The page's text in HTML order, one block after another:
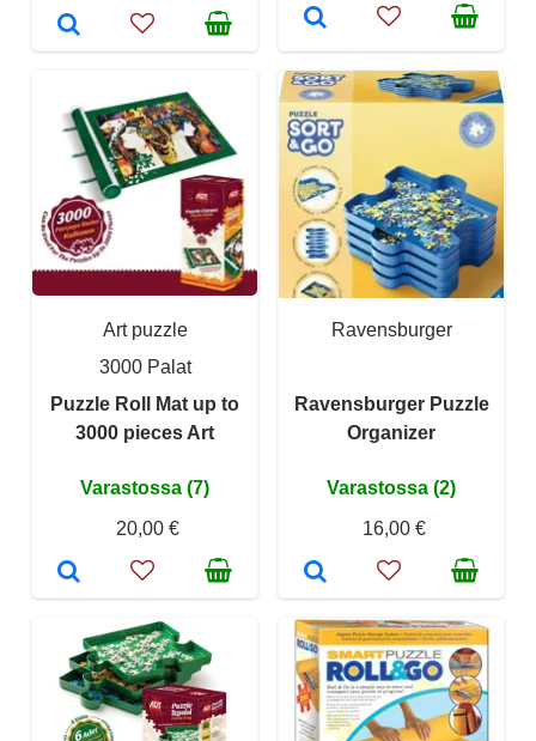
Art puzzle
3000 Palat
Puzzle Roll Mat up to
3000 pieces Art
Varastossa (7)
20,00 €
Ravensburger
Ravensburger Puzzle
Organizer
Varastossa (2)
16,00 €